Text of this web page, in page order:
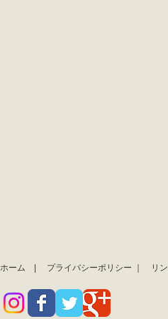
ホーム | プライバシーポリシー ｜ リ